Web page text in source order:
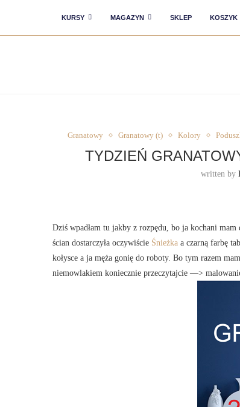
KURSY MAGAZYN SKLEP KOSZYK
Granatowy Granatowy (t) Kolory
TYDZIEŃ
written by
Dziś wpadłam tu jakby z rozpędu, bo ja kochani
ścian dostarczyła oczywiście Śnieżka a czarną farbę
kołysce a ja męża gonię do roboty. Bo tym razem
niemowlakiem koniecznie przeczytajcie —>